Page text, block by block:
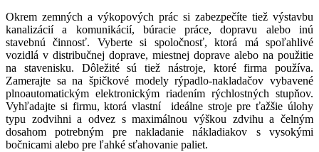
Okrem zemných a výkopových prác si zabezpečíte tiež výstavbu
kanalizácií a komunikácií, búracie práce, dopravu alebo inú
stavebnú činnosť. Vyberte si spoločnosť, ktorá má spoľahlivé
vozidlá v distribučnej doprave, miestnej doprave alebo na použitie
na stavenisku. Dôležité sú tiež nástroje, ktoré firma používa.
Zamerajte sa na špičkové modely rýpadlo-nakladačov vybavené
plnoautomatickým elektronickým riadením rýchlostných stupňov.
Vyhľadajte si firmu, ktorá vlastní ideálne stroje pre ťažšie úlohy
typu zodvihni a odvez s maximálnou výškou zdvihu a čelným
dosahom potrebným pre nakladanie nákladiakov s vysokými
bočnicami alebo pre ľahké sťahovanie paliet.